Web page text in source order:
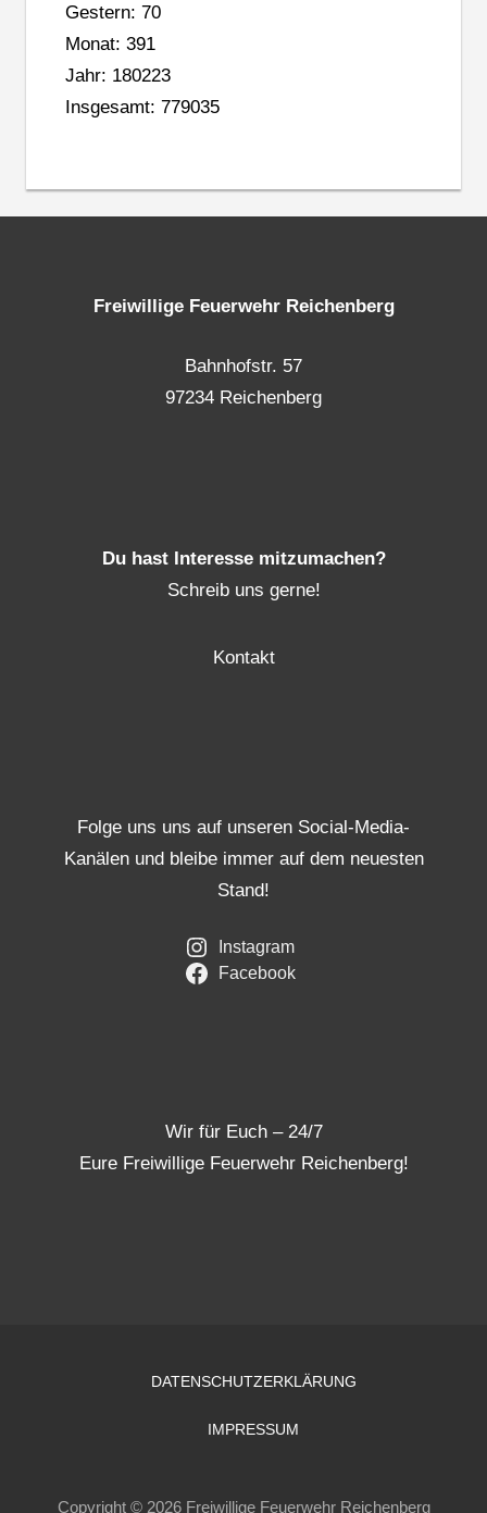
Gestern: 70
Monat: 391
Jahr: 180223
Insgesamt: 779035
Freiwillige Feuerwehr Reichenberg
Bahnhofstr. 57
97234 Reichenberg
Du hast Interesse mitzumachen?
Schreib uns gerne!
Kontakt
Folge uns uns auf unseren Social-Media-
Kanälen und bleibe immer auf dem neuesten
Stand!
Instagram
Facebook
Wir für Euch – 24/7
Eure Freiwillige Feuerwehr Reichenberg!
DATENSCHUTZERKLÄRUNG
IMPRESSUM
Copyright © 2026 Freiwillige Feuerwehr Reichenberg